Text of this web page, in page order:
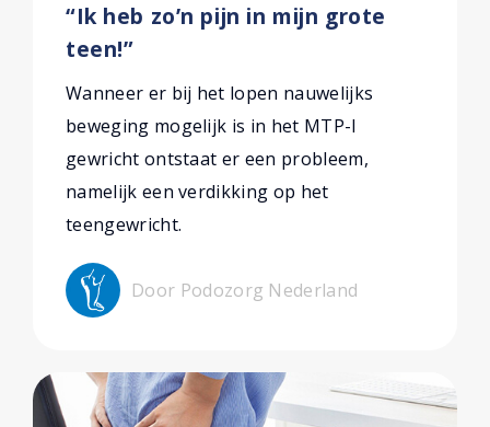
“Ik heb zo’n pijn in mijn grote
teen!”
Wanneer er bij het lopen nauwelijks
beweging mogelijk is in het MTP-I
gewricht ontstaat er een probleem,
namelijk een verdikking op het
teengewricht.
Door Podozorg Nederland